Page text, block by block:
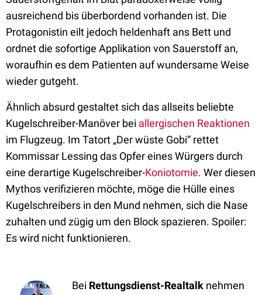
ausreichend bis überbordend vorhanden ist. Die
Protagonistin eilt jedoch heldenhaft ans Bett und
ordnet die sofortige Applikation von Sauerstoff an,
woraufhin es dem Patienten auf wundersame Weise
wieder gutgeht.
Ähnlich absurd gestaltet sich das allseits beliebte
Kugelschreiber-Manöver bei allergischen Reaktionen
im Flugzeug. Im Tatort „Der wüste Gobi“ rettet
Kommissar Lessing das Opfer eines Würgers durch
eine derartige Kugelschreiber-Koniotomie. Wer diesen
Mythos verifizieren möchte, möge die Hülle eines
Kugelschreibers in den Mund nehmen, sich die Nase
zuhalten und zügig um den Block spazieren. Spoiler:
Es wird nicht funktionieren.
Bei Rettungsdienst-Realtalk nehmen